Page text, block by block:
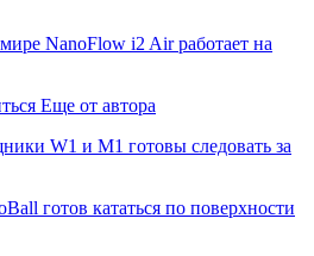
NanoFlow i2 Air работает на
Еще от автора
W1 и M1 готовы следовать за
готов кататься по поверхности